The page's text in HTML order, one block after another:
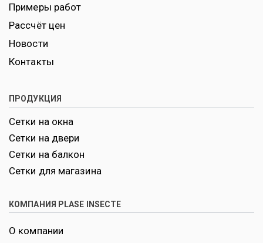
Примеры работ
Рассчёт цен
Новости
Контакты
ПРОДУКЦИЯ
Сетки на окна
Сетки на двери
Сетки на балкон
Сетки для магазина
КОМПАНИЯ PLASE INSECTE
О компании